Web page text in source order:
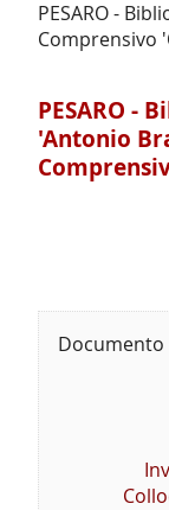
PESARO -
Comprensivo
PESARO -
'Antonio